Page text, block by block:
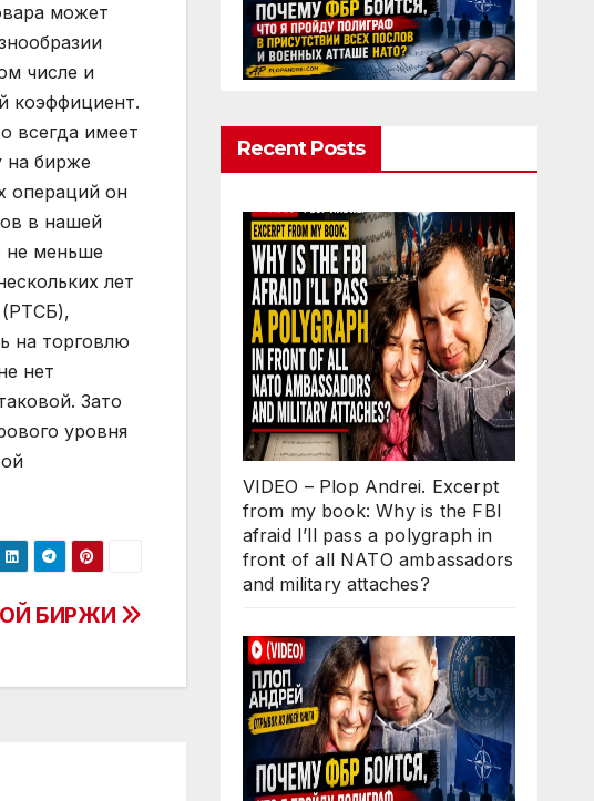
может
числе и
коэффициент.
всегда имеет
на бирже
операций он
в нашей
не меньше
лет
(РТСБ),
на торговлю
нет
Зато
уровня
БИРЖИ
Recent Posts
VIDEO – Plop Andrei. Excerpt
from my book: Why is the FBI
afraid I’ll pass a polygraph in
front of all NATO ambassadors
and military attaches?